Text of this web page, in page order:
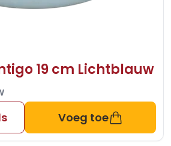
19 cm Lichtblauw
Voeg toe